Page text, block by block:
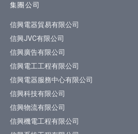
集團公司
信興電器貿易有限公司
信興JVC有限公司
信興廣告有限公司
信興電工工程有限公司
信興電器服務中心有限公司
信興科技有限公司
信興物流有限公司
信興機電工程有限公司